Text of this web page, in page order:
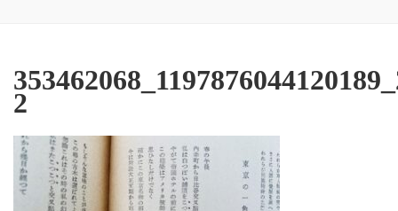
2